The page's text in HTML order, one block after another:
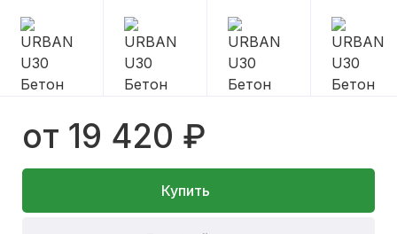
от 19 420 ₽
Купить